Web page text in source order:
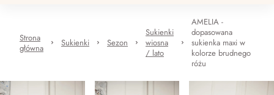
Strona
główna
Sukienki Sezon
Sukienki
wiosna
/ lato
AMELIA -
dopasowana
sukienka maxi w
kolorze brudnego
różu